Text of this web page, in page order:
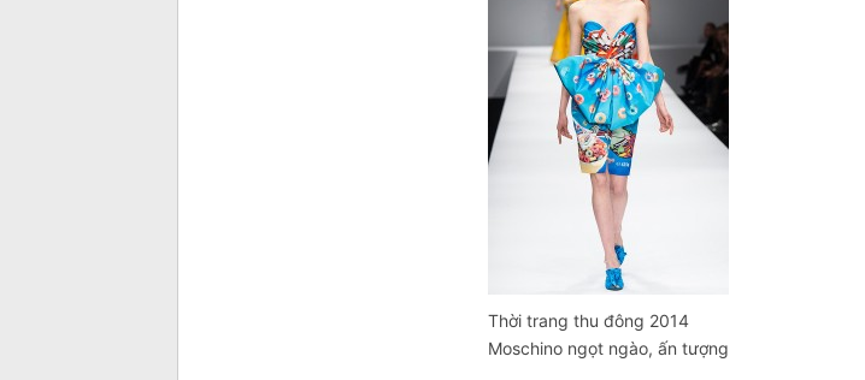
Thời trang thu đông 2014
Moschino ngọt ngào, ấn tượng